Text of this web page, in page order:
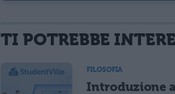
TI POTREBBE
FILOSOFIA
Introduzione